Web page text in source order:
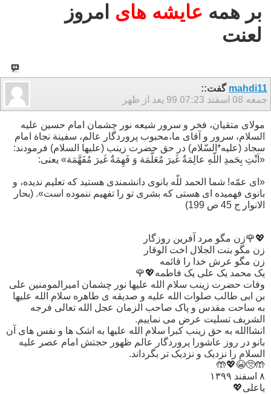
بر همه عایشه های امروز
لعنت
mahdi11 گفت::
جمعه 08 اسفند 99
07:23 بعد از ظهر
مولای متقیان، فخر و سرور شیعه نور چشمان امام حسین علیه
السلام، سرور و آقای ما،محبوب پروردگار عالم، سفینة نجاة امام
سجاد (علیه*السّلام) در حق حضرت زینب (علیها السلام) فرمودند:
«اَنْتِ بِحَمدِ اللّهِ عالِمَةٌ غَیرَ مُعَلَّمَة وَ فَهِمَةٌ غَیرَ مُفَهَّمَة» یعنى:
«اى عمّه! شما الحمد للّه بانوى دانشمندى هستید كه تعلیم ندیده، و
بانوى فهمیده اى هستى كه بشرى تو را تفهیم ننموده است». (بحار
الانوار ج 45 ص 199)
💖🌹زن مگو مرد آفرین روزگار
زن مگو بنت الجلال اخت الوقار
زن مگو عرش خدا را قائمه
یک محمد یک علی یک فاطمه💖🌹
وفات حضرت زینب سلام الله علیها نور چشمان امیرالمومنین علی
بن ابی طالب صلوات الله علیه و صدیقه ی طاهره سلام الله علیها
به ساحت مقدس و پاک صاحب الزمان عجل الله تعالی فرجه
الشریف تسلیت عرض می نماییم.
انشاالله به حق زینب کبرا سلام الله علیها به اشک ها و نفس های آن
بانو در روز عاشورا پروردگار عالم ظهور حجتش امام عصر علیه
السلام را نزدیک و نزدیک تر بگرداند.
🤲🥺😭💖🤲
۸ اسفند ۱۳۹۹
یاعلی💖